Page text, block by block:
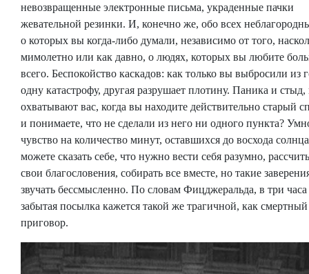
невозвращенные электронные письма, украденные пачки
жевательной резинки. И, конечно же, обо всех
о которых вы когда-либо думали, независимо от того,
мимолетно или как давно, о людях, которых вы любите
всего. Беспокойство каскадов: как только вы выбросили из
одну катастрофу, другая разрушает плотину. Паника и стыд,
охватывают вас, когда вы находите действительно старый
и понимаете, что не сделали из него ни одного пункта?
чувство на количество минут, оставшихся до восхода
можете сказать себе, что нужно вести себя разумно,
свои благословения, собирать все вместе, но такие
звучать бессмысленно. По словам Фицджеральда, в три
забытая посылка кажется такой же трагичной, как смертный
приговор.